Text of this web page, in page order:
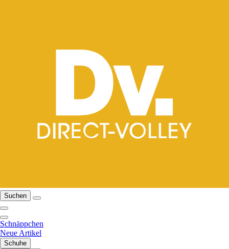
Suchen
Schnäppchen
Neue Artikel
Schuhe